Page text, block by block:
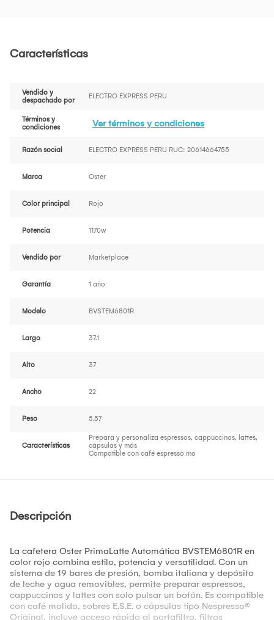
Características
Vendido y
despachado por
ELECTRO EXPRESS PERU
Términos y
condiciones
Ver términos y condiciones
Razón social ELECTRO EXPRESS PERU RUC: 20614664755
Marca Oster
Color principal Rojo
Potencia 1170w
Vendido por Marketplace
Garantía 1 año
Modelo BVSTEM6801R
Largo 37.1
Alto 37
Ancho 22
Peso 5.57
Características
Prepara y personaliza espressos, cappuccinos, lattes,
cápsulas y más
Compatible con café espresso mo
Descripción
La cafetera Oster PrimaLatte Automática BVSTEM6801R en
color rojo combina estilo, potencia y versatilidad. Con un
sistema de 19 bares de presión, bomba italiana y depósito
de leche y agua removibles, permite preparar espressos,
cappuccinos y lattes con solo pulsar un botón. Es compatible
con café molido, sobres E.S.E. o cápsulas tipo Nespresso®
Original, incluye acceso rápido al portafiltro, filtros